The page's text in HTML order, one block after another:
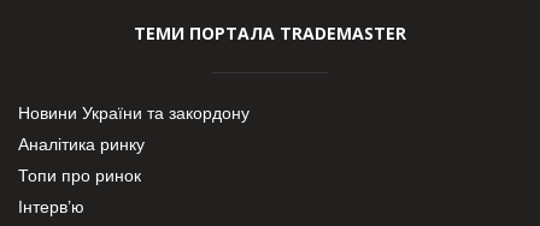
ТЕМИ ПОРТАЛА TRADEMASTER
Новини України та закордону
Аналітика ринку
Топи про ринок
Інтерв’ю